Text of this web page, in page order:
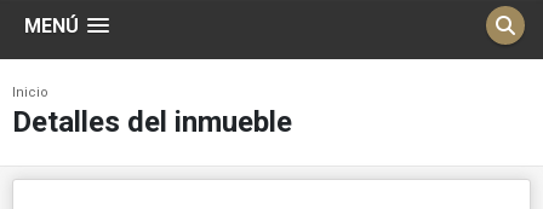
MENÚ
Inicio
Detalles del inmueble